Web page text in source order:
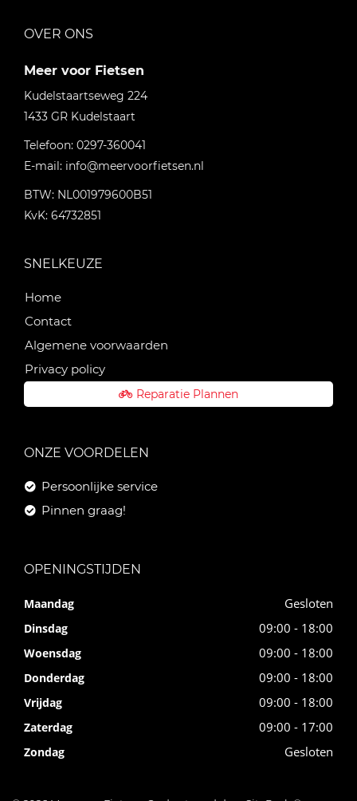
OVER ONS
Meer voor Fietsen
Kudelstaartseweg 224
1433 GR Kudelstaart
Telefoon: 0297-360041
E-mail: info@meervoorfietsen.nl
BTW: NL001979600B51
KvK: 64732851
SNELKEUZE
Home
Contact
Algemene voorwaarden
Privacy policy
Reparatie Plannen
ONZE VOORDELEN
Persoonlijke service
Pinnen graag!
OPENINGSTIJDEN
Maandag Gesloten
Dinsdag 09:00 - 18:00
Woensdag 09:00 - 18:00
Donderdag 09:00 - 18:00
Vrijdag 09:00 - 18:00
Zaterdag 09:00 - 17:00
Zondag Gesloten